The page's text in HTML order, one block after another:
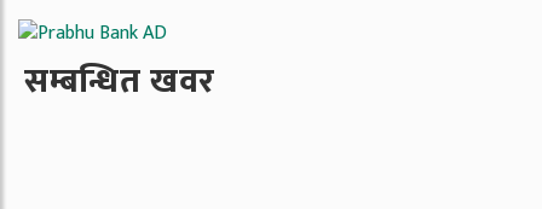
सम्बन्धित खवर